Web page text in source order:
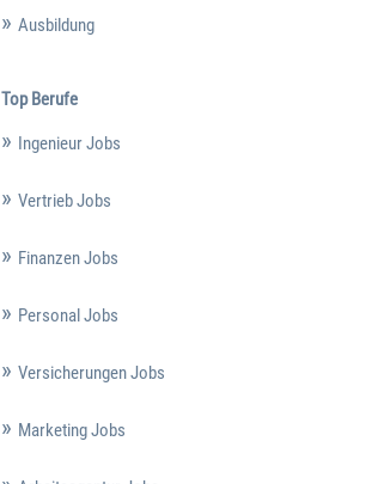
Ausbildung
Top Berufe
Ingenieur Jobs
Vertrieb Jobs
Finanzen Jobs
Personal Jobs
Versicherungen Jobs
Marketing Jobs